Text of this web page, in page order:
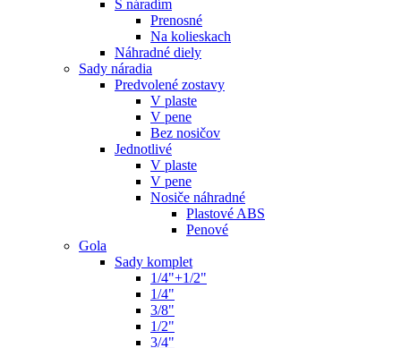
S náradím
Prenosné
Na kolieskach
Náhradné diely
Sady náradia
Predvolené zostavy
V plaste
V pene
Bez nosičov
Jednotlivé
V plaste
V pene
Nosiče náhradné
Plastové ABS
Penové
Gola
Sady komplet
1/4"+1/2"
1/4"
3/8"
1/2"
3/4"